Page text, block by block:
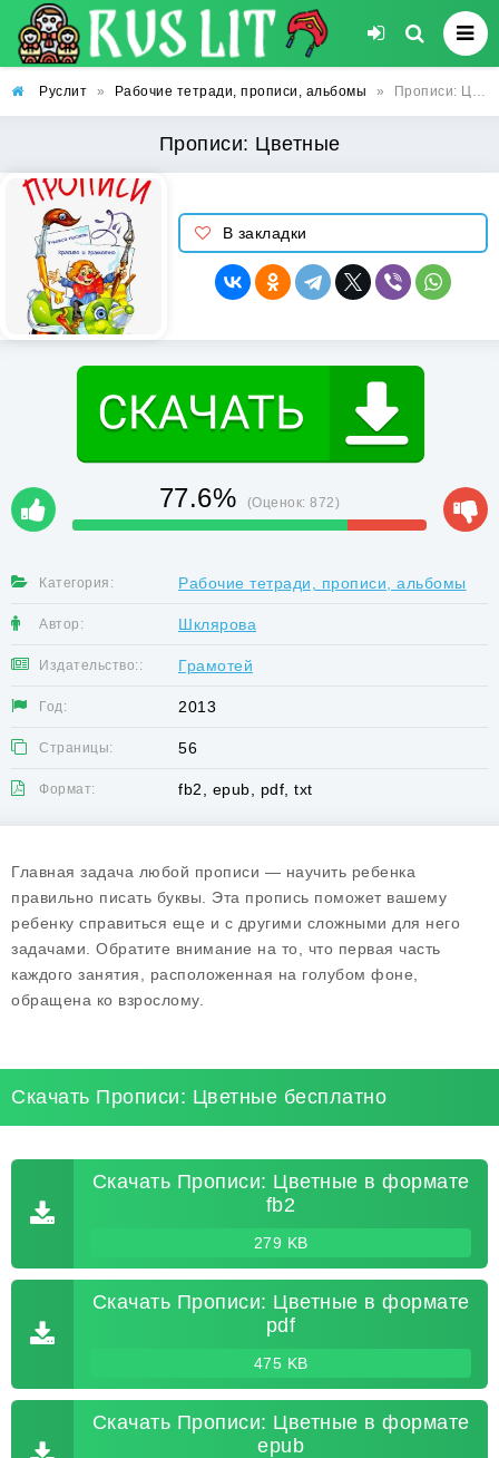
Руслит » Рабочие тетради, прописи, альбомы » Прописи: Цветные
Прописи: Цветные
В закладки
77.6% (Оценок:872)
Категория: Рабочие тетради, прописи, альбомы
Автор: Шклярова
Издательство:: Грамотей
Год: 2013
Страницы: 56
Формат: fb2, epub, pdf, txt
Главная задача любой прописи — научить ребенка
правильно писать буквы. Эта пропись поможет вашему
ребенку справиться еще и с другими сложными для него
задачами. Обратите внимание на то, что первая часть
каждого занятия, расположенная на голубом фоне,
обращена ко взрослому.
Скачать Прописи: Цветные бесплатно
Скачать Прописи: Цветные в формате
fb2
279 KB
Скачать Прописи: Цветные в формате
pdf
475 KB
Скачать Прописи: Цветные в формате
epub